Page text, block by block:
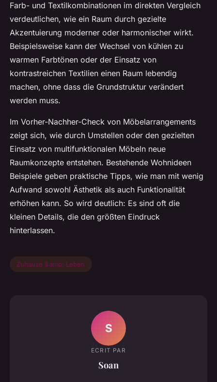
Farb- und Textilkombinationen im direkten Vergleich
verdeutlichen, wie ein Raum durch gezielte
Akzentuierung moderner oder harmonischer wirkt.
Beispielsweise kann der Wechsel von kühlen zu
warmen Farbtönen oder der Einsatz von
kontrastreichen Textilien einen Raum lebendig
machen, ohne dass die Grundstruktur verändert
werden muss.
Im Vorher-Nachher-Check von Möbelarrangements
zeigt sich, wie durch Umstellen oder den gezielten
Einsatz von multifunktionalen Möbeln neue
Raumkonzepte entstehen. Bestehende Wohnideen
Beispiele geben praktische Tipps, wie man mit wenig
Aufwand sowohl Ästhetik als auch Funktionalität
erhöhen kann. So wird deutlich: Es sind oft die
kleinen Details, die den größten Eindruck
hinterlassen.
Zuhause &amp; Leben
S
ECRIT PAR
Soan